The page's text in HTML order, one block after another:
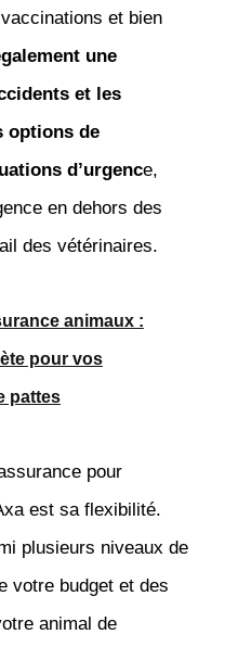
et bien
une
et les
options de
d’urgence,
en dehors des
des vétérinaires.
animaux :
pour vos
pattes
pour
est sa flexibilité.
plusieurs niveaux de
votre budget et des
animal de